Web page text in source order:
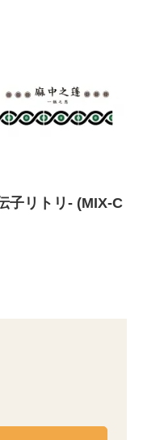
子リトリ- (MIX-C